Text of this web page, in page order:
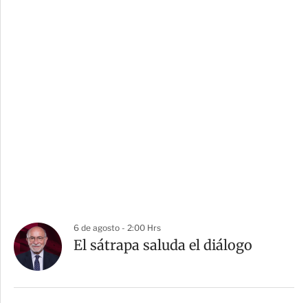
6 de agosto - 2:00 Hrs
El sátrapa saluda el diálogo